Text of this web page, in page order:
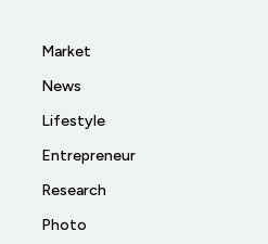
Market
News
Lifestyle
Entrepreneur
Research
Photo